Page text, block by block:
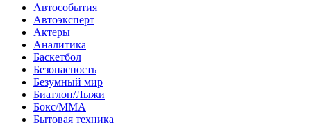
Автособытия
Автоэксперт
Актеры
Аналитика
Баскетбол
Безопасность
Безумный мир
Биатлон/Лыжи
Бокс/MMA
Бытовая техника